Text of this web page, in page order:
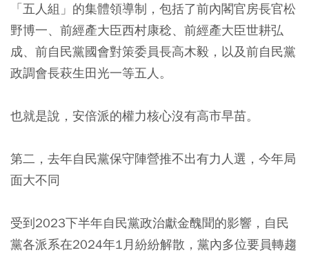
「五人組」的集體領導制，包括了前內閣官房長官松
野博一、前經產大臣西村康稔、前經產大臣世耕弘
成、前自民黨國會對策委員長高木毅，以及前自民黨
政調會長萩生田光一等五人。
也就是說，安倍派的權力核心沒有高市早苗。
第二，去年自民黨保守陣營推不出有力人選，今年局
面大不同
受到2023下半年自民黨政治獻金醜聞的影響，自民
黨各派系在2024年1月紛紛解散，黨內多位要員轉趨